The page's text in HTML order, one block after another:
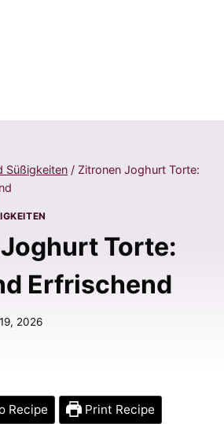
Süßigkeiten / Zitronen Joghurt Torte:
Torte:
Erfrischend
2026
Recipe Print Recipe